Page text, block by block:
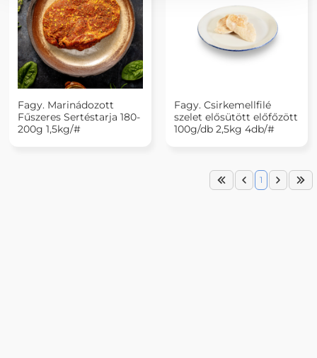
Fagy. Marinádozott
Fűszeres Sertéstarja 180-
200g 1,5kg/#
Fagy. Csirkemellfilé
szelet elősütött előfőzött
100g/db 2,5kg 4db/#
1